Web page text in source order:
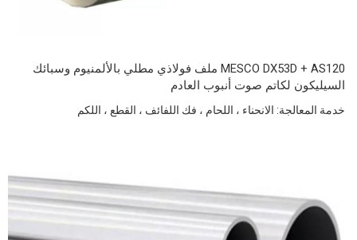
MESCO DX53D + AS120 ملف فولاذي مطلي بالألمنيوم وسبائك
السيليكون لكاتم صوت أنبوب العادم
خدمة المعالجة: الانحناء ، اللحام ، فك اللفائف ، القطع ، اللكم